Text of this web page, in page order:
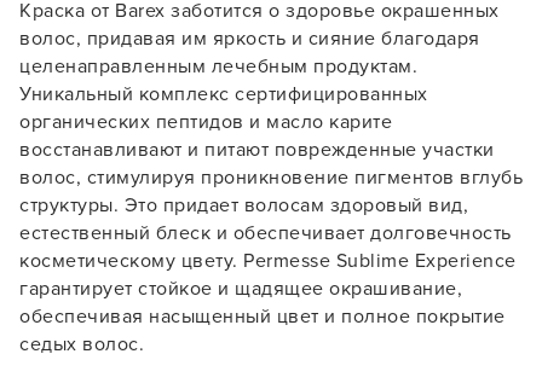
Краска от Barex заботится о здоровье окрашенных
волос, придавая им яркость и сияние благодаря
целенаправленным лечебным продуктам.
Уникальный комплекс сертифицированных
органических пептидов и масло карите
восстанавливают и питают поврежденные участки
волос, стимулируя проникновение пигментов вглубь
структуры. Это придает волосам здоровый вид,
естественный блеск и обеспечивает долговечность
косметическому цвету. Permesse Sublime Experience
гарантирует стойкое и щадящее окрашивание,
обеспечивая насыщенный цвет и полное покрытие
седых волос.